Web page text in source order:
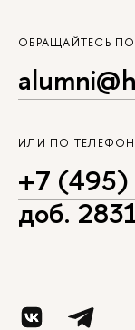
ОБРАЩАЙТЕСЬ
ИЛИ ПО
+7
доб.